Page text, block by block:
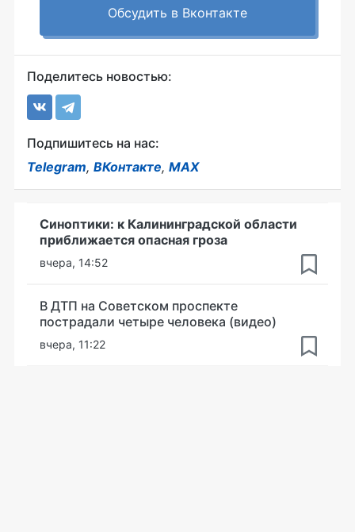
Обсудить в Вконтакте
Поделитесь новостью:
Подпишитесь на нас:
Telegram, ВКонтакте, MAX
Синоптики: к Калининградской области
приближается опасная гроза
вчера, 14:52
В ДТП на Советском проспекте
пострадали четыре человека (видео)
вчера, 11:22